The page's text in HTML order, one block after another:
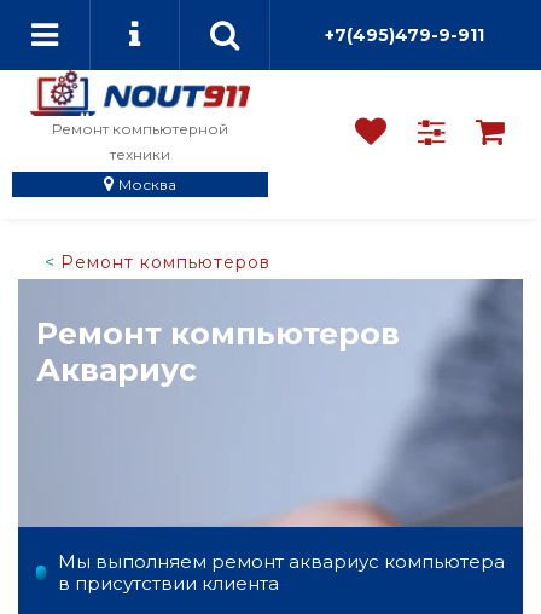
+7(495)479-9-911
Ремонт компьютерной
техники
Москва
Ремонт компьютеров
Ремонт компьютеров
Аквариус
Мы выполняем ремонт аквариус компьютера
в присутствии клиента